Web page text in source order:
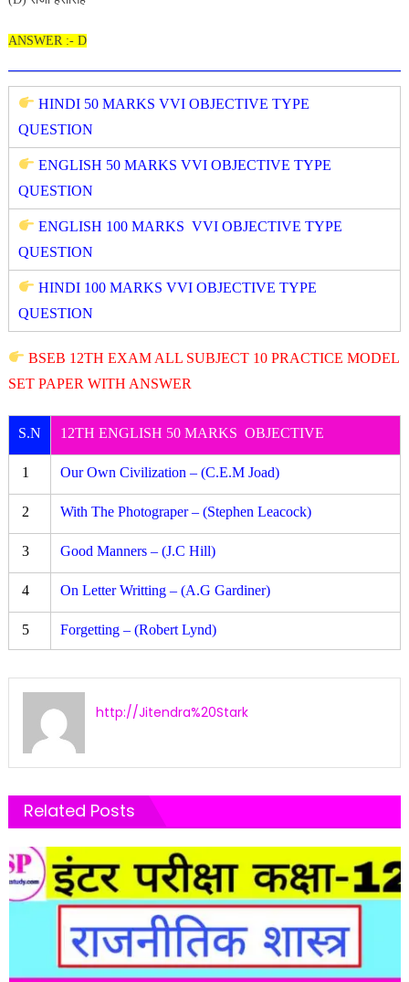
ANSWER :- D
HINDI 50 MARKS VVI OBJECTIVE TYPE
QUESTION
ENGLISH 50 MARKS VVI OBJECTIVE TYPE
QUESTION
ENGLISH 100 MARKS VVI OBJECTIVE TYPE
QUESTION
HINDI 100 MARKS VVI OBJECTIVE TYPE
QUESTION
BSEB 12TH EXAM ALL SUBJECT 10 PRACTICE MODEL
SET PAPER WITH ANSWER
S.N 12TH ENGLISH 50 MARKS OBJECTIVE
1 Our Own Civilization – (C.E.M Joad)
2 With The Photograper – (Stephen Leacock)
3 Good Manners – (J.C Hill)
4 On Letter Writting – (A.G Gardiner)
5 Forgetting – (Robert Lynd)
http://Jitendra%20Stark
Related Posts